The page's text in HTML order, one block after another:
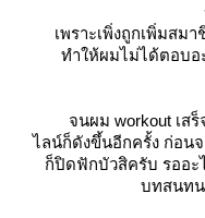
เพราะเพิ่งถูกเพิ่มสม
ทำให้ผมไม่ได้ตอบอ
จนผม workout เส
ไลน์ก็ดังขึ้นอีกครั้ง ก่อน
ก็ปิดฟักบัวสิครับ รออะ
บทสนทน